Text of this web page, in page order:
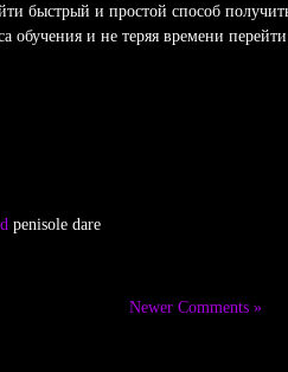
быстрый и простой способ
обучения и не теряя времени
penisole dare
Newer Comments »